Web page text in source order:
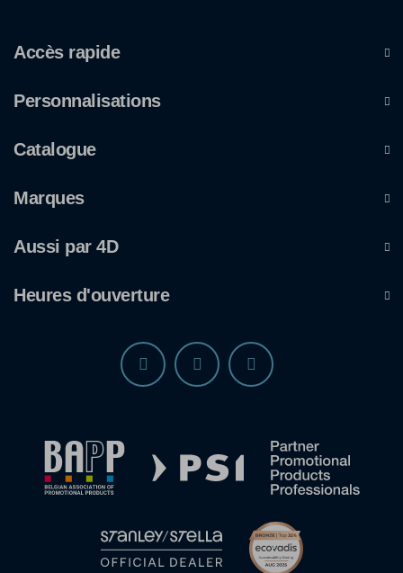
Accès rapide
Personnalisations
Catalogue
Marques
Aussi par 4D
Heures d'ouverture